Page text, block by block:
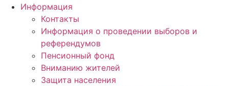
Информация
Контакты
Информация о проведении выборов и
референдумов
Пенсионный фонд
Вниманию жителей
Защита населения